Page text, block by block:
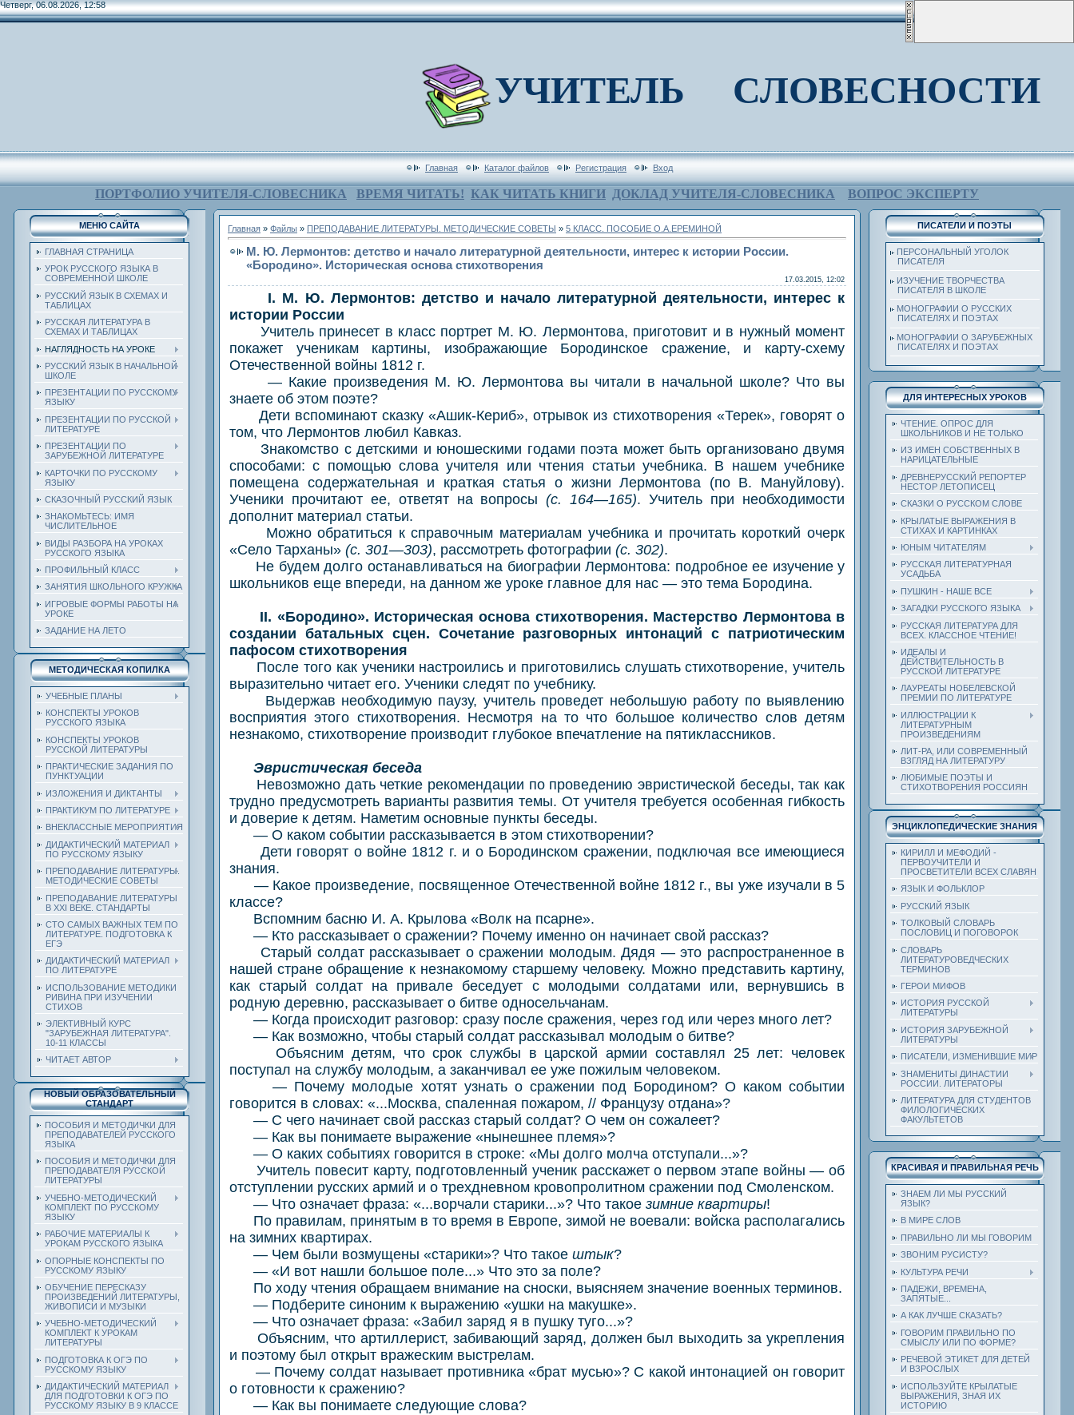
Четверг, 06.08.2026, 12:58
УЧИТЕЛЬ СЛОВЕСНОСТИ
Главная Каталог файлов Регистрация Вход
ПОРТФОЛИО УЧИТЕЛЯ-СЛОВЕСНИКА ВРЕМЯ ЧИТАТЬ! КАК ЧИТАТЬ КНИГИ ДОКЛАД УЧИТЕЛЯ-СЛОВЕСНИКА ВОПРОС ЭКСПЕРТУ
МЕНЮ САЙТА
ГЛАВНАЯ СТРАНИЦА
УРОК РУССКОГО ЯЗЫКА В
СОВРЕМЕННОЙ ШКОЛЕ
РУССКИЙ ЯЗЫК В СХЕМАХ И
ТАБЛИЦАХ
РУССКАЯ ЛИТЕРАТУРА В
СХЕМАХ И ТАБЛИЦАХ
НАГЛЯДНОСТЬ НА УРОКЕ
РУССКИЙ ЯЗЫК В НАЧАЛЬНОЙ
ШКОЛЕ
ПРЕЗЕНТАЦИИ ПО РУССКОМУ
ЯЗЫКУ
ПРЕЗЕНТАЦИИ ПО РУССКОЙ
ЛИТЕРАТУРЕ
ПРЕЗЕНТАЦИИ ПО
ЗАРУБЕЖНОЙ ЛИТЕРАТУРЕ
КАРТОЧКИ ПО РУССКОМУ
ЯЗЫКУ
СКАЗОЧНЫЙ РУССКИЙ ЯЗЫК
ЗНАКОМЬТЕСЬ: ИМЯ
ЧИСЛИТЕЛЬНОЕ
ВИДЫ РАЗБОРА НА УРОКАХ
РУССКОГО ЯЗЫКА
ПРОФИЛЬНЫЙ КЛАСС
ЗАНЯТИЯ ШКОЛЬНОГО КРУЖКА
ИГРОВЫЕ ФОРМЫ РАБОТЫ НА
УРОКЕ
ЗАДАНИЕ НА ЛЕТО
МЕТОДИЧЕСКАЯ КОПИЛКА
УЧЕБНЫЕ ПЛАНЫ
КОНСПЕКТЫ УРОКОВ
РУССКОГО ЯЗЫКА
КОНСПЕКТЫ УРОКОВ
РУССКОЙ ЛИТЕРАТУРЫ
ПРАКТИЧЕСКИЕ ЗАДАНИЯ ПО
ПУНКТУАЦИИ
ИЗЛОЖЕНИЯ И ДИКТАНТЫ
ПРАКТИКУМ ПО ЛИТЕРАТУРЕ
ВНЕКЛАССНЫЕ МЕРОПРИЯТИЯ
ДИДАКТИЧЕСКИЙ МАТЕРИАЛ
ПО РУССКОМУ ЯЗЫКУ
ПРЕПОДАВАНИЕ ЛИТЕРАТУРЫ.
МЕТОДИЧЕСКИЕ СОВЕТЫ
ПРЕПОДАВАНИЕ ЛИТЕРАТУРЫ
В XXI ВЕКЕ. СТАНДАРТЫ
СТО САМЫХ ВАЖНЫХ ТЕМ ПО
ЛИТЕРАТУРЕ. ПОДГОТОВКА К
ЕГЭ
ДИДАКТИЧЕСКИЙ МАТЕРИАЛ
ПО ЛИТЕРАТУРЕ
ИСПОЛЬЗОВАНИЕ МЕТОДИКИ
РИВИНА ПРИ ИЗУЧЕНИИ
СТИХОВ
ЭЛЕКТИВНЫЙ КУРС
"ЗАРУБЕЖНАЯ ЛИТЕРАТУРА".
10-11 КЛАССЫ
ЧИТАЕТ АВТОР
НОВЫЙ ОБРАЗОВАТЕЛЬНЫЙ
СТАНДАРТ
ПОСОБИЯ И МЕТОДИЧКИ ДЛЯ
ПРЕПОДАВАТЕЛЕЙ РУССКОГО
ЯЗЫКА
ПОСОБИЯ И МЕТОДИЧКИ ДЛЯ
ПРЕПОДАВАТЕЛЯ РУССКОЙ
ЛИТЕРАТУРЫ
УЧЕБНО-МЕТОДИЧЕСКИЙ
КОМПЛЕКТ ПО РУССКОМУ
ЯЗЫКУ
РАБОЧИЕ МАТЕРИАЛЫ К
УРОКАМ РУССКОГО ЯЗЫКА
ОПОРНЫЕ КОНСПЕКТЫ ПО
РУССКОМУ ЯЗЫКУ
ОБУЧЕНИЕ ПЕРЕСКАЗУ
ПРОИЗВЕДЕНИЙ ЛИТЕРАТУРЫ,
ЖИВОПИСИ И МУЗЫКИ
УЧЕБНО-МЕТОДИЧЕСКИЙ
КОМПЛЕКТ К УРОКАМ
ЛИТЕРАТУРЫ
ПОДГОТОВКА К ОГЭ ПО
РУССКОМУ ЯЗЫКУ
ДИДАКТИЧЕСКИЙ МАТЕРИАЛ
ДЛЯ ПОДГОТОВКИ К ОГЭ ПО
РУССКОМУ ЯЗЫКУ В 9 КЛАССЕ
Главная » Файлы » ПРЕПОДАВАНИЕ ЛИТЕРАТУРЫ. МЕТОДИЧЕСКИЕ СОВЕТЫ » 5 КЛАСС. ПОСОБИЕ О.А.ЕРЕМИНОЙ
М. Ю. Лермонтов: детство и начало литературной деятельности, интерес к истории России.
«Бородино». Историческая основа стихотворения
17.03.2015, 12:02
I. М. Ю. Лермонтов: детство и начало литературной деятельности, интерес к
истории России
Учитель принесет в класс портрет М. Ю. Лермонтова, приготовит и в нужный момент
покажет ученикам картины, изображающие Бородинское сражение, и карту-схему
Отечественной войны 1812 г.
— Какие произведения М. Ю. Лермонтова вы читали в начальной школе? Что вы
знаете об этом поэте?
Дети вспоминают сказку «Ашик-Кериб», отрывок из стихотворения «Терек», говорят о
том, что Лермонтов любил Кавказ.
Знакомство с детскими и юношескими годами поэта может быть организовано двумя
способами: с помощью слова учителя или чтения статьи учебника. В нашем учебнике
помещена содержательная и краткая статья о жизни Лермонтова (по В. Мануйлову).
Ученики прочитают ее, ответят на вопросы(с. 164—165). Учитель при необходимости
дополнит материал статьи.
Можно обратиться к справочным материалам учебника и прочитать короткий очерк
«Село Тарханы» (с. 301—303), рассмотреть фотографии (с. 302).
Не будем долго останавливаться на биографии Лермонтова: подробное ее изучение у
школьников еще впереди, на данном же уроке главное для нас — это тема Бородина.
II. «Бородино». Историческая основа стихотворения. Мастерство Лермонтова в
создании батальных сцен. Сочетание разговорных интонаций с патриотическим
пафосом стихотворения
После того как ученики настроились и приготовились слушать стихотворение, учитель
выразительно читает его. Ученики следят по учебнику.
Выдержав необходимую паузу, учитель проведет небольшую работу по выявлению
восприятия этого стихотворения. Несмотря на то что большое количество слов детям
незнакомо, стихотворение производит глубокое впечатление на пятиклассников.
Эвристическая беседа
Невозможно дать четкие рекомендации по проведению эвристической беседы, так как
трудно предусмотреть варианты развития темы. От учителя требуется особенная гибкость
и доверие к детям. Наметим основные пункты беседы.
— О каком событии рассказывается в этом стихотворении?
Дети говорят о войне 1812 г. и о Бородинском сражении, подключая все имеющиеся
знания.
— Какое произведение, посвященное Отечественной войне 1812 г., вы уже изучали в 5
классе?
Вспомним басню И. А. Крылова «Волк на псарне».
— Кто рассказывает о сражении? Почему именно он начинает свой рассказ?
Старый солдат рассказывает о сражении молодым. Дядя — это распространенное в
нашей стране обращение к незнакомому старшему человеку. Можно представить картину,
как старый солдат на привале беседует с молодыми солдатами или, вернувшись в
родную деревню, рассказывает о битве односельчанам.
— Когда происходит разговор: сразу после сражения, через год или через много лет?
— Как возможно, чтобы старый солдат рассказывал молодым о битве?
Объясним детям, что срок службы в царской армии составлял 25 лет: человек
поступал на службу молодым, а заканчивал ее уже пожилым человеком.
— Почему молодые хотят узнать о сражении под Бородином? О каком событии
говорится в словах: «...Москва, спаленная пожаром, // Французу отдана»?
— С чего начинает свой рассказ старый солдат? О чем он сожалеет?
— Как вы понимаете выражение «нынешнее племя»?
— О каких событиях говорится в строке: «Мы долго молча отступали...»?
Учитель повесит карту, подготовленный ученик расскажет о первом этапе войны — об
отступлении русских армий и о трехдневном кровопролитном сражении под Смоленском.
— Что означает фраза: «...ворчали старики...»? Что такое зимние квартиры!
По правилам, принятым в то время в Европе, зимой не воевали: войска располагались
на зимних квартирах.
— Чем были возмущены «старики»? Что такое штык?
— «И вот нашли большое поле...» Что это за поле?
По ходу чтения обращаем внимание на сноски, выясняем значение военных терминов.
— Подберите синоним к выражению «ушки на макушке».
— Что означает фраза: «Забил заряд я в пушку туго...»?
Объясним, что артиллерист, забивающий заряд, должен был выходить за укрепления
и поэтому был открыт вражеским выстрелам.
— Почему солдат называет противника «брат мусью»? С какой интонацией он говорит
о готовности к сражению?
— Как вы понимаете следующие слова?
ПИСАТЕЛИ И ПОЭТЫ
ПЕРСОНАЛЬНЫЙ УГОЛОК
ПИСАТЕЛЯ
ИЗУЧЕНИЕ ТВОРЧЕСТВА
ПИСАТЕЛЯ В ШКОЛЕ
МОНОГРАФИИ О РУССКИХ
ПИСАТЕЛЯХ И ПОЭТАХ
МОНОГРАФИИ О ЗАРУБЕЖНЫХ
ПИСАТЕЛЯХ И ПОЭТАХ
ДЛЯ ИНТЕРЕСНЫХ УРОКОВ
ЧТЕНИЕ. ОПРОС ДЛЯ
ШКОЛЬНИКОВ И НЕ ТОЛЬКО
ИЗ ИМЕН СОБСТВЕННЫХ В
НАРИЦАТЕЛЬНЫЕ
ДРЕВНЕРУССКИЙ РЕПОРТЕР
НЕСТОР ЛЕТОПИСЕЦ
СКАЗКИ О РУССКОМ СЛОВЕ
КРЫЛАТЫЕ ВЫРАЖЕНИЯ В
СТИХАХ И КАРТИНКАХ
ЮНЫМ ЧИТАТЕЛЯМ
РУССКАЯ ЛИТЕРАТУРНАЯ
УСАДЬБА
ПУШКИН - НАШЕ ВСЕ
ЗАГАДКИ РУССКОГО ЯЗЫКА
РУССКАЯ ЛИТЕРАТУРА ДЛЯ
ВСЕХ. КЛАССНОЕ ЧТЕНИЕ!
ИДЕАЛЫ И
ДЕЙСТВИТЕЛЬНОСТЬ В
РУССКОЙ ЛИТЕРАТУРЕ
ЛАУРЕАТЫ НОБЕЛЕВСКОЙ
ПРЕМИИ ПО ЛИТЕРАТУРЕ
ИЛЛЮСТРАЦИИ К
ЛИТЕРАТУРНЫМ
ПРОИЗВЕДЕНИЯМ
ЛИТ-РА, ИЛИ СОВРЕМЕННЫЙ
ВЗГЛЯД НА ЛИТЕРАТУРУ
ЛЮБИМЫЕ ПОЭТЫ И
СТИХОТВОРЕНИЯ РОССИЯН
ЭНЦИКЛОПЕДИЧЕСКИЕ ЗНАНИЯ
КИРИЛЛ И МЕФОДИЙ -
ПЕРВОУЧИТЕЛИ И
ПРОСВЕТИТЕЛИ ВСЕХ СЛАВЯН
ЯЗЫК И ФОЛЬКЛОР
РУССКИЙ ЯЗЫК
ТОЛКОВЫЙ СЛОВАРЬ
ПОСЛОВИЦ И ПОГОВОРОК
СЛОВАРЬ
ЛИТЕРАТУРОВЕДЧЕСКИХ
ТЕРМИНОВ
ГЕРОИ МИФОВ
ИСТОРИЯ РУССКОЙ
ЛИТЕРАТУРЫ
ИСТОРИЯ ЗАРУБЕЖНОЙ
ЛИТЕРАТУРЫ
ПИСАТЕЛИ, ИЗМЕНИВШИЕ МИР
ЗНАМЕНИТЫ ДИНАСТИИ
РОССИИ. ЛИТЕРАТОРЫ
ЛИТЕРАТУРА ДЛЯ СТУДЕНТОВ
ФИЛОЛОГИЧЕСКИХ
ФАКУЛЬТЕТОВ
КРАСИВАЯ И ПРАВИЛЬНАЯ РЕЧЬ
ЗНАЕМ ЛИ МЫ РУССКИЙ
ЯЗЫК?
В МИРЕ СЛОВ
ПРАВИЛЬНО ЛИ МЫ ГОВОРИМ
ЗВОНИМ РУСИСТУ?
КУЛЬТУРА РЕЧИ
ПАДЕЖИ, ВРЕМЕНА,
ЗАПЯТЫЕ...
А КАК ЛУЧШЕ СКАЗАТЬ?
ГОВОРИМ ПРАВИЛЬНО ПО
СМЫСЛУ ИЛИ ПО ФОРМЕ?
РЕЧЕВОЙ ЭТИКЕТ ДЛЯ ДЕТЕЙ
И ВЗРОСЛЫХ
ИСПОЛЬЗУЙТЕ КРЫЛАТЫЕ
ВЫРАЖЕНИЯ, ЗНАЯ ИХ
ИСТОРИЮ